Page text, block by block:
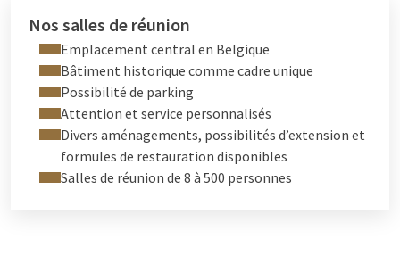
Nos salles de réunion
Emplacement central en Belgique
Bâtiment historique comme cadre unique
Possibilité de parking
Attention et service personnalisés
Divers aménagements, possibilités d’extension et
formules de restauration disponibles
Salles de réunion de 8 à 500 personnes